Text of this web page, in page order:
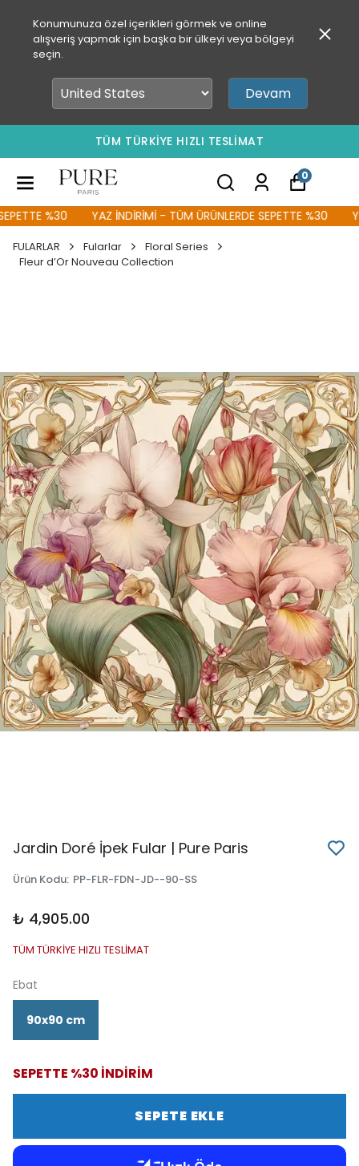
Konumunuza özel içerikleri görmek ve online
alışveriş yapmak için başka bir ülkeyi veya bölgeyi
seçin.
Devam
TÜM TÜRKİYE HIZLI TESLİMAT
0
%30 YAZ İNDİRİMİ - TÜM ÜRÜNLERDE SEPETTE %30
FULARLAR Fularlar
Floral Series
Fleur d’Or Nouveau Collection
Jardin Doré İpek Fular | Pure Paris
Ürün Kodu: PP-FLR-FDN-JD--90-SS
₺ 4,905.00
TÜM TÜRKİYE HIZLI TESLİMAT
Ebat
90x90 cm
SEPETTE %30 İNDİRİM
SEPETE EKLE